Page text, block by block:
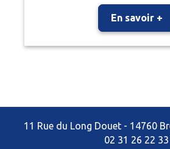
En savoir +
11 Rue du Long Douet - 14760
02 31 26 22 33